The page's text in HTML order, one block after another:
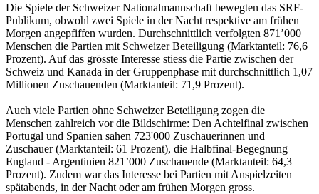
Die Spiele der Schweizer Nationalmannschaft bewegten das SRF-
Publikum, obwohl zwei Spiele in der Nacht respektive am frühen
Morgen angepfiffen wurden. Durchschnittlich verfolgten 871’000
Menschen die Partien mit Schweizer Beteiligung (Marktanteil: 76,6
Prozent). Auf das grösste Interesse stiess die Partie zwischen der
Schweiz und Kanada in der Gruppenphase mit durchschnittlich 1,07
Millionen Zuschauenden (Marktanteil: 71,9 Prozent).
Auch viele Partien ohne Schweizer Beteiligung zogen die
Menschen zahlreich vor die Bildschirme: Den Achtelfinal zwischen
Portugal und Spanien sahen 723'000 Zuschauerinnen und
Zuschauer (Marktanteil: 61 Prozent), die Halbfinal-Begegnung
England - Argentinien 821’000 Zuschauende (Marktanteil: 64,3
Prozent). Zudem war das Interesse bei Partien mit Anspielzeiten
spätabends, in der Nacht oder am frühen Morgen gross.